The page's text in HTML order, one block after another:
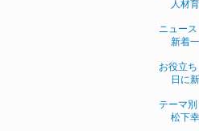
人材
ニュース
新着
お役立ち
日に
テーマ別
松下